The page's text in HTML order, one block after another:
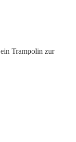
Trampolin zur